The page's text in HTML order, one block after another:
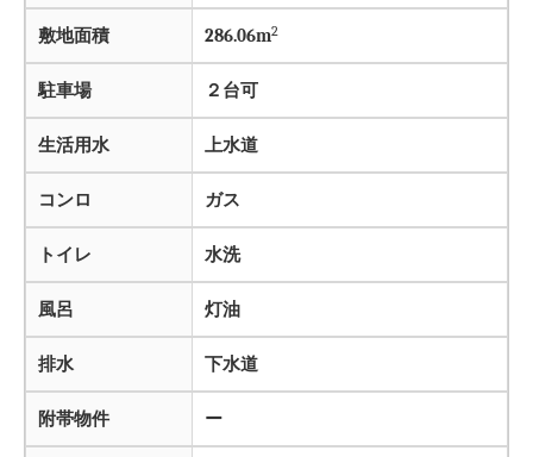
敷地面積 286.06m2
駐車場 ２台可
生活用水 上水道
コンロ ガス
トイレ 水洗
風呂 灯油
排水 下水道
附帯物件 ー